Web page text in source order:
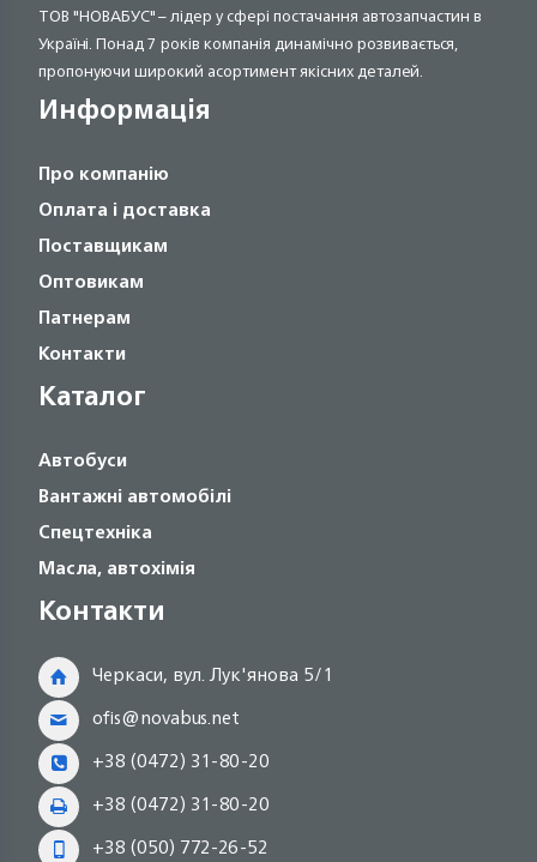
ТОВ "НОВАБУС" – лідер у сфері постачання автозапчастин в
Україні. Понад 7 років компанія динамічно розвивається,
пропонуючи широкий асортимент якісних деталей.
Информація
Про компанію
Оплата і доставка
Поставщикам
Оптовикам
Патнерам
Контакти
Каталог
Автобуси
Вантажні автомобілі
Спецтехніка
Масла, автохімія
Контакти
Черкаси, вул. Лук'янова 5/1
ofis@novabus.net
+38 (0472) 31-80-20
+38 (0472) 31-80-20
+38 (050) 772-26-52